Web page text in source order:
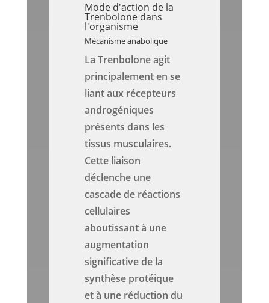
Mode d'action de la
Trenbolone dans
l'organisme
Mécanisme anabolique
La Trenbolone agit
principalement en se
liant aux récepteurs
androgéniques
présents dans les
tissus musculaires.
Cette liaison
déclenche une
cascade de réactions
cellulaires
aboutissant à une
augmentation
significative de la
synthèse protéique
et à une réduction du